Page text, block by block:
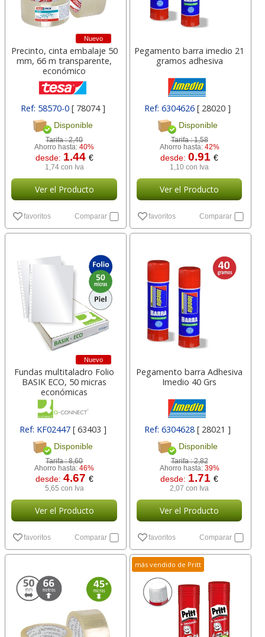
Nuevo
Precinto, cinta embalaje 50
mm, 66 m transparente,
económico
Ref: 58570-0 [ 78074 ]
Disponible
Tarifa :2,40
Ahorro hasta:40%
desde: 1.44 €
1,74 con Iva
Ver el Producto
favoritos Comparar
Pegamento barra imedio 21
gramos adhesiva
Ref: 6304626[ 28020 ]
Disponible
Tarifa :1,58
Ahorro hasta: 42%
desde:0.91€
1,10 con Iva
Ver el Producto
favoritos Comparar
Nuevo
Fundas multitaladro Folio
BASIK ECO, 50 micras
económicas
Ref: KF02447 [ 63403 ]
Disponible
Tarifa :8,60
Ahorro hasta:46%
desde: 4.67 €
5,65 con Iva
Ver el Producto
favoritos Comparar
Pegamento barra Adhesiva
Imedio 40 Grs
Ref: 6304628[ 28021 ]
Disponible
Tarifa :2,82
Ahorro hasta: 39%
desde: 1.71€
2,07 con Iva
Ver el Producto
favoritos Comparar
más vendido de Pritt